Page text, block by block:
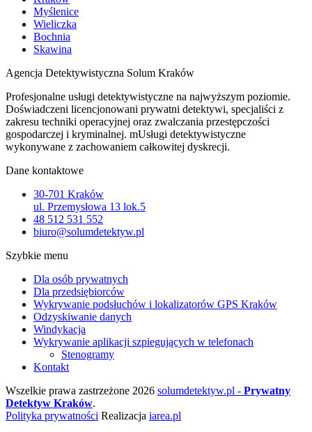
Myślenice
Wieliczka
Bochnia
Skawina
Agencja Detektywistyczna Solum Kraków
Profesjonalne usługi detektywistyczne na najwyższym poziomie.
Doświadczeni licencjonowani prywatni detektywi, specjaliści z
zakresu techniki operacyjnej oraz zwalczania przestępczości
gospodarczej i kryminalnej. mUsługi detektywistyczne
wykonywane z zachowaniem całkowitej dyskrecji.
Dane kontaktowe
30-701 Kraków
ul. Przemysłowa 13 lok.5
48 512 531 552
biuro@solumdetektyw.pl
Szybkie menu
Dla osób prywatnych
Dla przedsiębiorców
Wykrywanie podsłuchów i lokalizatorów GPS Kraków
Odzyskiwanie danych
Windykacja
Wykrywanie aplikacji szpiegujących w telefonach
Stenogramy
Kontakt
Wszelkie prawa zastrzeżone 2026 solumdetektyw.pl - Prywatny
Detektyw Kraków.
Polityka prywatności Realizacja iarea.pl